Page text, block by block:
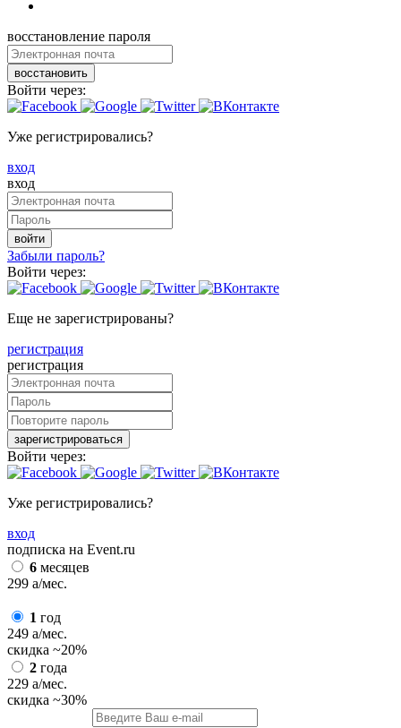
восстановление пароля
восстановить
Войти через:
Уже регистрировались?
вход
вход
войти
Забыли пароль?
Войти через:
Еще не зарегистрированы?
регистрация
регистрация
зарегистрироваться
Войти через:
Уже регистрировались?
вход
подписка на Event.ru
6 месяцев
299 a/мес.
1 год
249 a/мес.
скидка ~20%
2 года
229 a/мес.
скидка ~30%